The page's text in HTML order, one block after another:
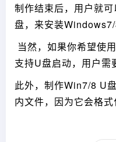
制作结束后，用户就
盘，来安装Windows7/
当然，如果你希望使
支持U盘启动，用户需
此外，制作Win7/8 U
内文件，因为它会格式